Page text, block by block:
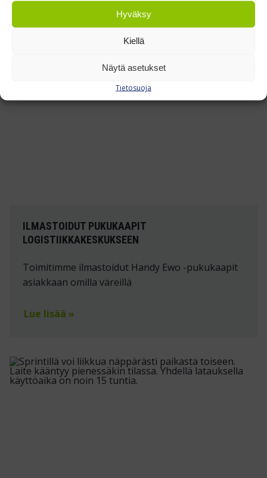
Hyväksy
Kiellä
Näytä asetukset
Tietosuoja
ILMASTOIDUT PUKUKAAPIT
LOGISTIIKKAKESKUKSEEN
Toimitimme ilmastoidut Handy Ewo -pukukaapit
asiakkaan omilla väreillä
Lue lisää »